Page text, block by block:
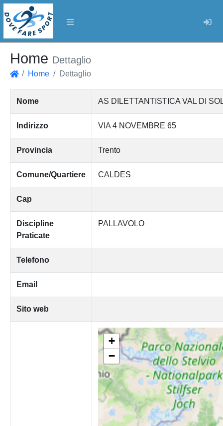
Home Dettaglio
Home Dettaglio
Nome AS DILETTANTISTICA VAL DI
Indirizzo VIA 4 NOVEMBRE 65
Provincia Trento
Comune/Quartiere CALDES
Cap
Discipline
Praticate
PALLAVOLO
Telefono
Email
Sito web
+
−